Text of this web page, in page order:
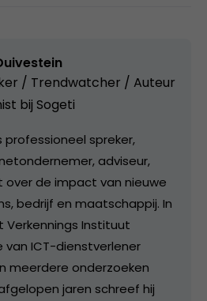
/ Trendwatcher / Auteur
bij Sogeti
professioneel spreker,
adviseur,
over de impact van nieuwe
bedrijf en maatschappij. In
Verkennings Instituut
van ICT-dienstverlener
meerdere onderzoeken
jaren schreef hij